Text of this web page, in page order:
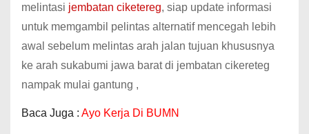
melintasi jembatan ciketereg, siap update informasi
untuk memgambil pelintas alternatif mencegah lebih
awal sebelum melintas arah jalan tujuan khususnya
ke arah sukabumi jawa barat di jembatan cikereteg
nampak mulai gantung ,
Baca Juga : Ayo Kerja Di BUMN